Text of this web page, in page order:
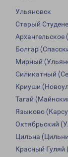
Ульяновск
Старый
Архангельское
Болгар
Мирный
Силикатный
Криуши
Тагай
Языково
Октябрьский
Цильна
Красный Гуляй